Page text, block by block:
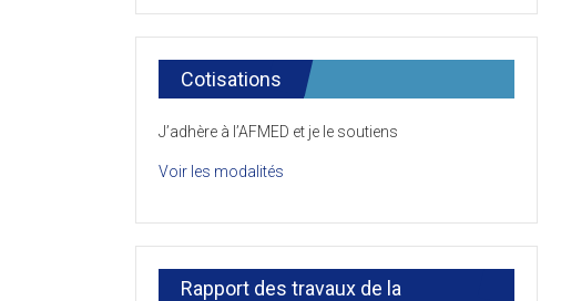
Cotisations
J’adhère à l’AFMED et je le soutiens
Voir les modalités
Rapport des travaux de la